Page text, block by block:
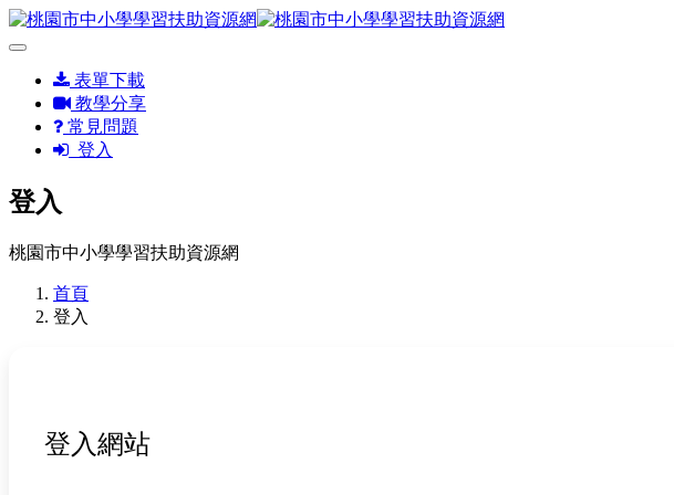
表單下載
教學分享
常見問題
登入
登入
桃園市中小學學習扶助資源網
首頁
登入
登入網站